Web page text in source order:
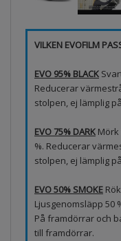
VILKEN EVOFILM
EVO 95% BLACK
Reducerar
stolpen, ej lämplig
EVO 75% DARK Mörk
%. Reducerar
stolpen, ej lämplig
EVO 50% SMOKE
Ljusgenomsläpp 50
På framdörrar och
till framdörrar.